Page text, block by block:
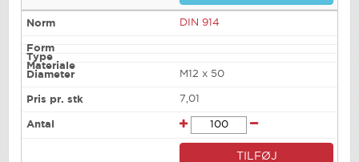
DIN 914
M12 x 50
7,01
TILFØJ